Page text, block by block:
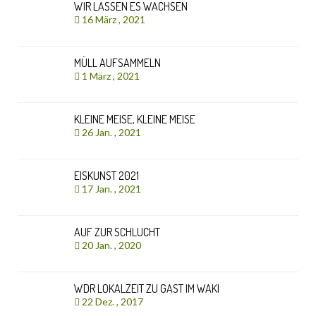
WIR LASSEN ES WACHSEN
16 März , 2021
MÜLL AUFSAMMELN
1 März , 2021
KLEINE MEISE, KLEINE MEISE
26 Jan. , 2021
EISKUNST 2021
17 Jan. , 2021
AUF ZUR SCHLUCHT
20 Jan. , 2020
WDR LOKALZEIT ZU GAST IM WAKI
22 Dez. , 2017